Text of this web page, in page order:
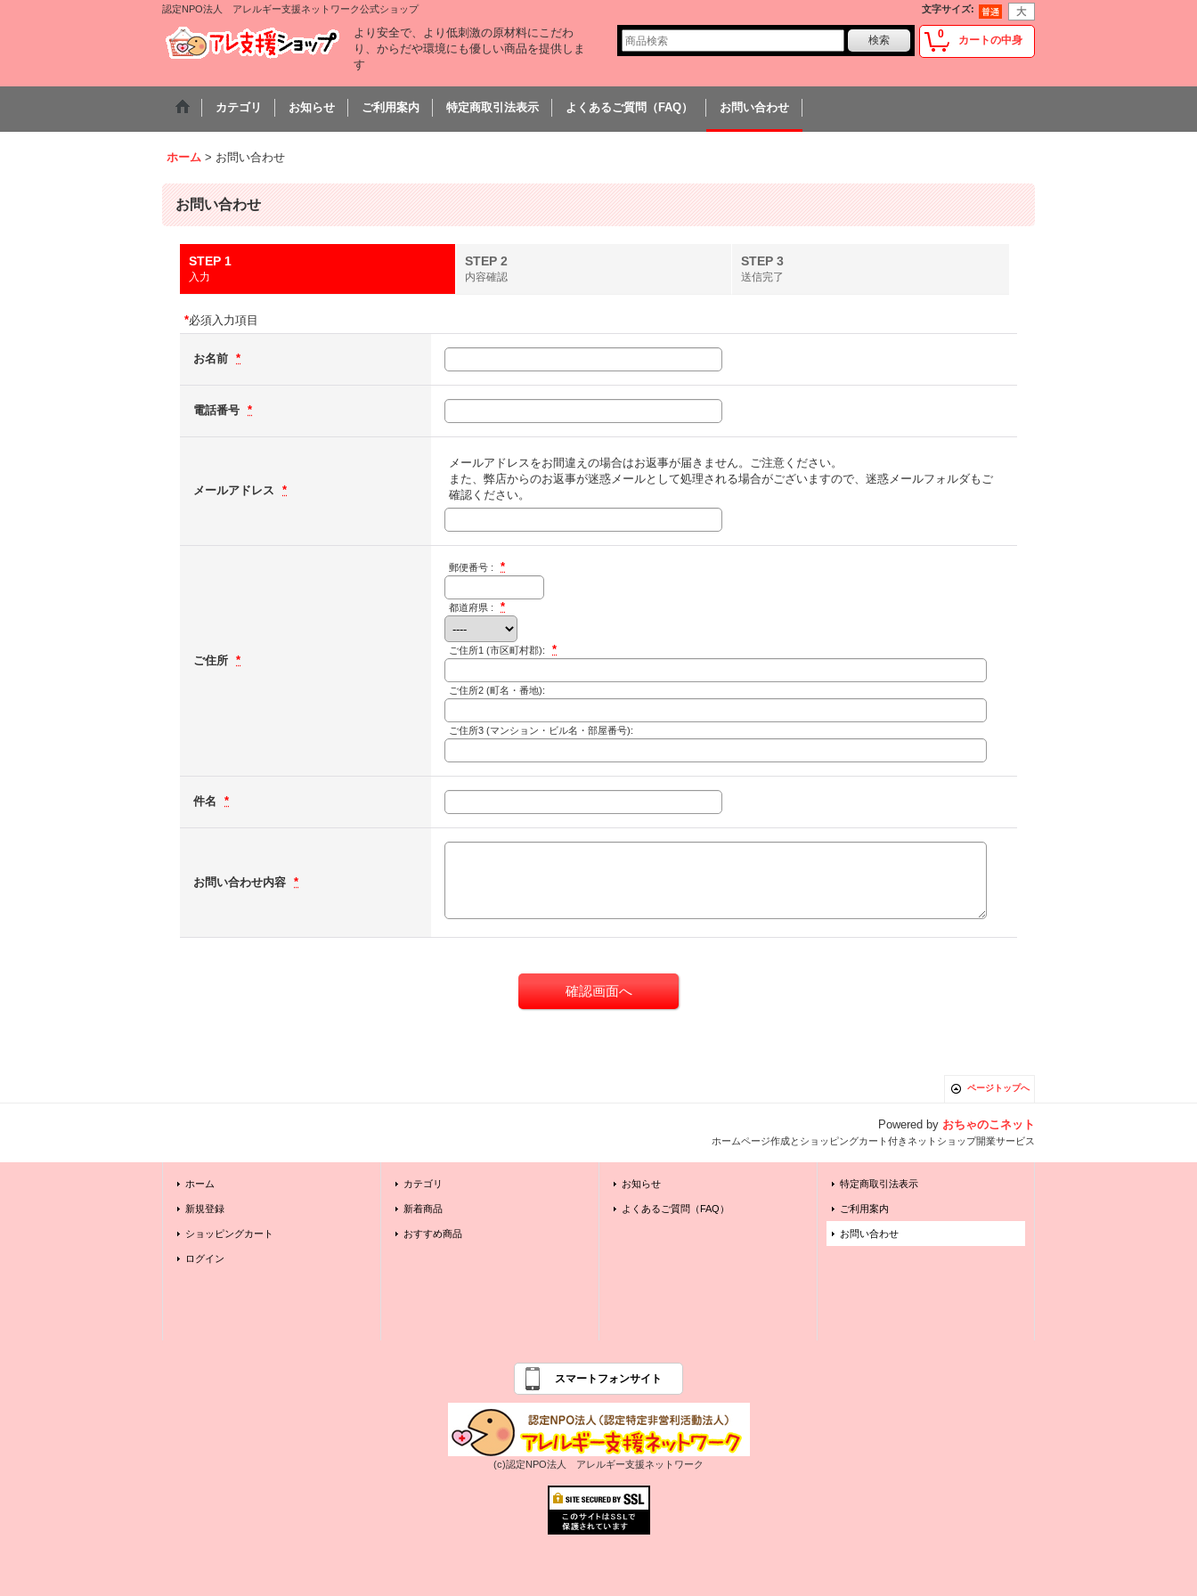
認定NPO法人 アレルギー支援ネットワーク公式ショップ 文字サイズ:
より安全で、より低刺激の原材料にこだわ
り、からだや環境にも優しい商品を提供しま
す
0 カートの中身
カテゴリ お知らせ ご利用案内 特定商取引法表示 よくあるご質問（FAQ） お問い合わせ
ホーム > お問い合わせ
お問い合わせ
STEP 1
入力
STEP 2
内容確認
STEP 3
送信完了
*必須入力項目
お名前 *
電話番号 *
メールアドレス *
メールアドレスをお間違えの場合はお返事が届きません。ご注意ください。
また、弊店からのお返事が迷惑メールとして処理される場合がございますので、迷惑メールフォルダもご
確認ください。
ご住所 *
郵便番号 : *
都道府県 : *
ご住所1 (市区町村郡): *
ご住所2 (町名・番地):
ご住所3 (マンション・ビル名・部屋番号):
件名 *
お問い合わせ内容 *
ページトップへ
Powered by おちゃのこネット
ホームページ作成とショッピングカート付きネットショップ開業サービス
ホーム
新規登録
ショッピングカート
ログイン
カテゴリ
新着商品
おすすめ商品
お知らせ
よくあるご質問（FAQ）
特定商取引法表示
ご利用案内
お問い合わせ
スマートフォンサイト
(c)認定NPO法人 アレルギー支援ネットワーク